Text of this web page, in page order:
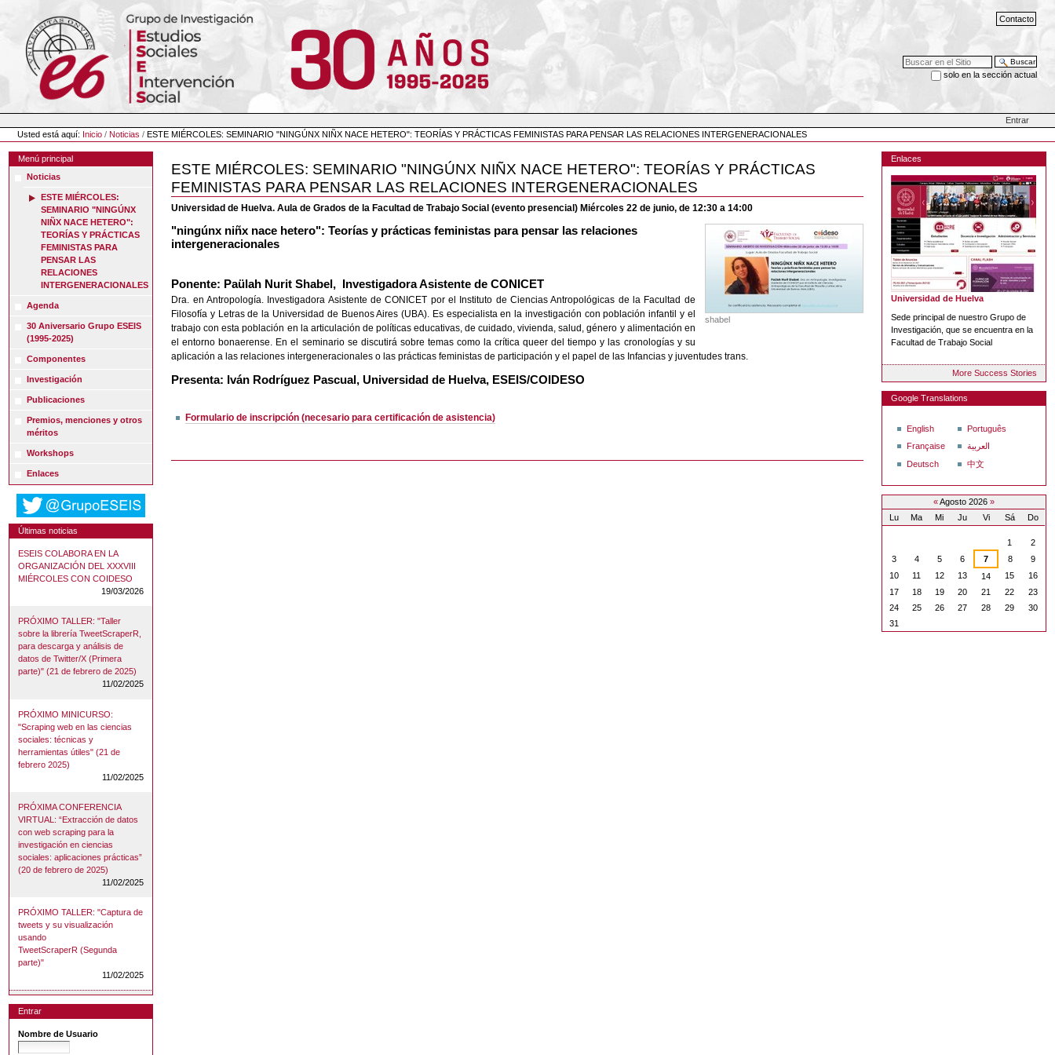
contenido.
navegación
Contacto
Buscar
solo en la sección actual
Herramientas
Personales
Entrar
Usted está aquí: Inicio /Noticias /ESTE MIÉRCOLES: SEMINARIO "NINGÚNX NIÑX NACE HETERO": TEORÍAS Y PRÁCTICAS FEMINISTAS PARA PENSAR LAS RELACIONES INTERGENERACIONALES
Menú principal
Noticias
ESTE MIÉRCOLES:
SEMINARIO "NINGÚNX
NIÑX NACE HETERO":
TEORÍAS Y PRÁCTICAS
FEMINISTAS PARA
PENSAR LAS
RELACIONES
INTERGENERACIONALES
Agenda
30 Aniversario Grupo ESEIS
(1995-2025)
Componentes
Investigación
Publicaciones
Premios, menciones y otros
méritos
Workshops
Enlaces
Últimas noticias
ESEIS COLABORA EN LA
ORGANIZACIÓN DEL XXXVIII
MIÉRCOLES CON COIDESO
19/03/2026
PRÓXIMO TALLER: "Taller
sobre la librería TweetScraperR,
para descarga y análisis de
datos de Twitter/X (Primera
parte)" (21 de febrero de 2025)
11/02/2025
PRÓXIMO MINICURSO:
"Scraping web en las ciencias
sociales: técnicas y
herramientas útiles" (21 de
febrero 2025)
11/02/2025
PRÓXIMA CONFERENCIA
VIRTUAL: “Extracción de datos
con web scraping para la
investigación en ciencias
sociales: aplicaciones prácticas”
(20 de febrero de 2025)
11/02/2025
PRÓXIMO TALLER: "Captura de
tweets y su visualización
usando
TweetScraperR (Segunda
parte)"
11/02/2025
Entrar
Nombre de Usuario
ESTE MIÉRCOLES: SEMINARIO "NINGÚNX NIÑX NACE HETERO": TEORÍAS Y PRÁCTICAS
FEMINISTAS PARA PENSAR LAS RELACIONES INTERGENERACIONALES
Universidad de Huelva. Aula de Grados de la Facultad de Trabajo Social (evento presencial) Miércoles 22 de junio, de 12:30 a 14:00
shabel
"ningúnx niñx nace hetero": Teorías y prácticas feministas para pensar las relaciones
intergeneracionales
Ponente: Paülah Nurit Shabel, Investigadora Asistente de CONICET
Dra. en Antropología. Investigadora Asistente de CONICET por el Instituto de Ciencias Antropológicas de la Facultad de
Filosofía y Letras de la Universidad de Buenos Aires (UBA). Es especialista en la investigación con población infantil y el
trabajo con esta población en la articulación de políticas educativas, de cuidado, vivienda, salud, género y alimentación en
el entorno bonaerense. En el seminario se discutirá sobre temas como la crítica queer del tiempo y las cronologías y su
aplicación a las relaciones intergeneracionales o las prácticas feministas de participación y el papel de las Infancias y juventudes trans.
Presenta: Iván Rodríguez Pascual, Universidad de Huelva, ESEIS/COIDESO
Formulario de inscripción (necesario para certificación de asistencia)
Enlaces
Universidad de Huelva
Sede principal de nuestro Grupo de
Investigación, que se encuentra en la
Facultad de Trabajo Social
More Success Stories
Google Translations
English
Française
Deutsch
Português
العربية
中文
«Agosto 2026 »
Lu Ma Mi Ju Vi Sá Do
1
2
3
4 5 6 7 8
9
10
11 12 13 14 15
16
17
18 19 20 21 22
23
24
25 26 27 28 29
30
31